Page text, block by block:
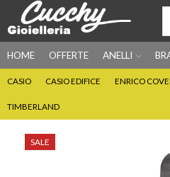
HOME OFFERTE ANELLI
CASIO CASIO EDIFICE ENRICO
TIMBERLAND
SALE